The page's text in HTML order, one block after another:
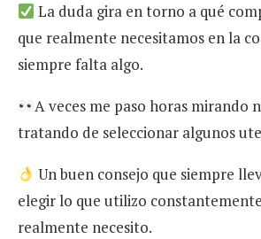
La duda gira en torno a qué
que realmente necesitamos en la
siempre falta algo.
A veces me paso horas mirando
tratando de seleccionar algunos
Un buen consejo que siempre
elegir lo que utilizo
realmente necesito.